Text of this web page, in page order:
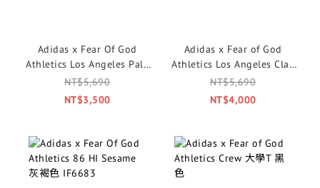
Adidas x Fear Of God
Athletics Los Angeles Pale
Yellow 米白色 IH2275
NT$5,690
NT$3,500
Adidas x Fear of God
Athletics Los Angeles Clay
卡其色 IF4215
NT$5,690
NT$4,000